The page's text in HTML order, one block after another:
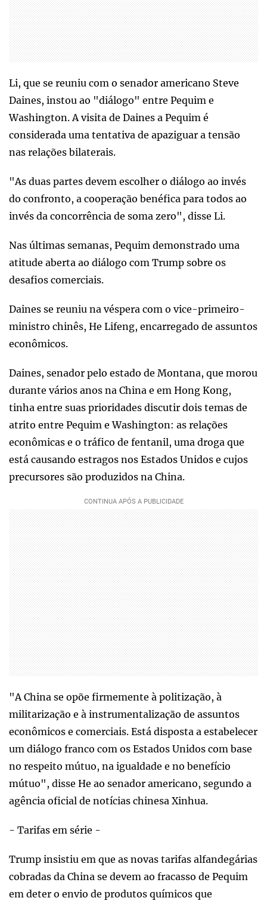
Li, que se reuniu com o senador americano Steve
Daines, instou ao "diálogo" entre Pequim e
Washington. A visita de Daines a Pequim é
considerada uma tentativa de apaziguar a tensão
nas relações bilaterais.
"As duas partes devem escolher o diálogo ao invés
do confronto, a cooperação benéfica para todos ao
invés da concorrência de soma zero", disse Li.
Nas últimas semanas, Pequim demonstrado uma
atitude aberta ao diálogo com Trump sobre os
desafios comerciais.
Daines se reuniu na véspera com o vice-primeiro-
ministro chinês, He Lifeng, encarregado de assuntos
econômicos.
Daines, senador pelo estado de Montana, que morou
durante vários anos na China e em Hong Kong,
tinha entre suas prioridades discutir dois temas de
atrito entre Pequim e Washington: as relações
econômicas e o tráfico de fentanil, uma droga que
está causando estragos nos Estados Unidos e cujos
precursores são produzidos na China.
"A China se opõe firmemente à politização, à
militarização e à instrumentalização de assuntos
econômicos e comerciais. Está disposta a estabelecer
um diálogo franco com os Estados Unidos com base
no respeito mútuo, na igualdade e no benefício
mútuo", disse He ao senador americano, segundo a
agência oficial de notícias chinesa Xinhua.
- Tarifas em série -
Trump insistiu em que as novas tarifas alfandegárias
cobradas da China se devem ao fracasso de Pequim
em deter o envio de produtos químicos que